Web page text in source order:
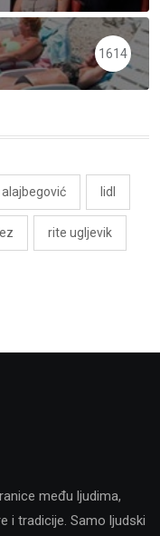
1614
lidl
rite ugljevik
među ljudima,
i tradicije. Samo ljudski